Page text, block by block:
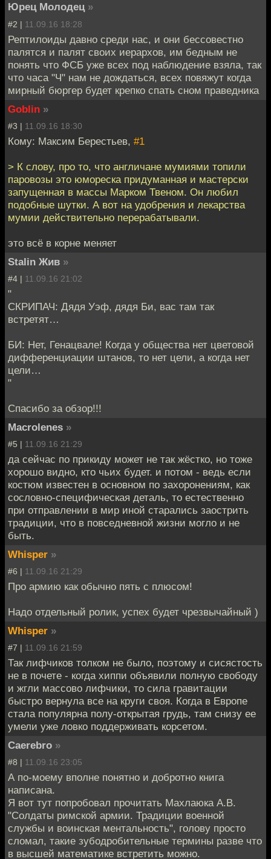
Юрец Молодец »
#2 | 11.09.16 18:28
Рептилоиды давно среди нас, и они бессовестно
палятся и палят своих иерархов, им бедным не
понять что ФСБ уже всех под наблюдение взяла, так
что часа "Ч" нам не дождаться, всех повяжут когда
мирный бюргер будет крепко спать сном праведника
Goblin »
#3 | 11.09.16 18:30
Кому: Максим Берестьев, #1
> К слову, про то, что англичане мумиями топили
паровозы это юмореска придуманная и мастерски
запущенная в массы Марком Твеном. Он любил
подобные шутки. А вот на удобрения и лекарства
мумии действительно перерабатывали.
это всё в корне меняет
Stalin Жив »
#4 | 11.09.16 21:02
"
СКРИПАЧ: Дядя Уэф, дядя Би, вас там так
встретят…
БИ: Нет, Генацвале! Когда у общества нет цветовой
дифференциации штанов, то нет цели, а когда нет
цели…
"
Спасибо за обзор!!!
Macrolenes »
#5 | 11.09.16 21:29
да сейчас по прикиду может не так жёстко, но тоже
хорошо видно, кто чьих будет. и потом - ведь если
костюм известен в основном по захоронениям, как
сословно-специфическая деталь, то естественно
при отправлении в мир иной старались заострить
традиции, что в повседневной жизни могло и не
быть.
Whisper »
#6 | 11.09.16 21:29
Про армию как обычно пять с плюсом!
Надо отдельный ролик, успех будет чрезвычайный )
Whisper »
#7 | 11.09.16 21:59
Так лифчиков толком не было, поэтому и сисястость
не в почете - когда хиппи объявили полную свободу
и жгли массово лифчики, то сила гравитации
быстро вернула все на круги своя. Когда в Европе
стала популярна полу-открытая грудь, там снизу ее
умели уже ловко поддерживать корсетом.
Caerebro »
#8 | 11.09.16 23:05
А по-моему вполне понятно и добротно книга
написана.
Я вот тут попробовал прочитать Махлаюка А.В.
"Солдаты римской армии. Традиции военной
службы и воинская ментальность", голову просто
сломал, такие зубодробительные термины разве что
в высшей математике встретить можно.